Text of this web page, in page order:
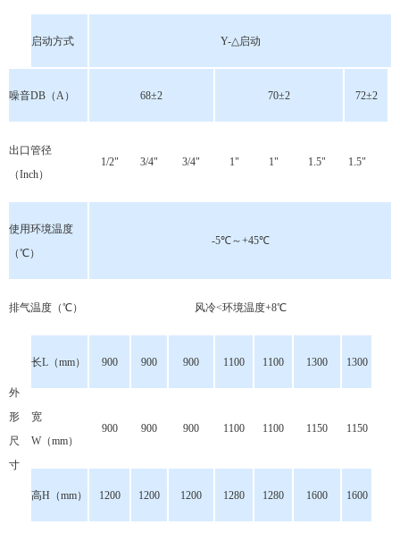
启动方式 Y-△启动
噪音DB（A） 68±2 70±2 72±2
出口管径
（Inch）
1/2" 3/4" 3/4" 1" 1" 1.5" 1.5"
使用环境温度
（℃）
-5℃～+45℃
排气温度（℃） 风冷<环境温度+8℃
外
形
尺
寸
长L（mm） 900 900 900 1100 1100 1300 1300
宽
W（mm）
900 900 900 1100 1100 1150 1150
高H（mm） 1200 1200 1200 1280 1280 1600 1600